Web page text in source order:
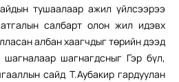
тушаалаар ажил үйлсээрээ
салбарт олон жил идэвх
албан хаагчдыг төрийн дээд
шагнагдсныг Гэр бүл,
сайд Т.Аубакир гардуулан